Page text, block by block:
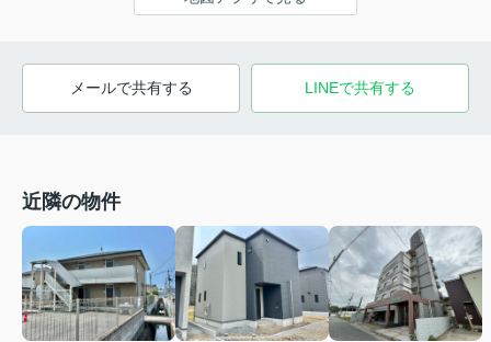
メールで共有する LINEで共有する
近隣の物件